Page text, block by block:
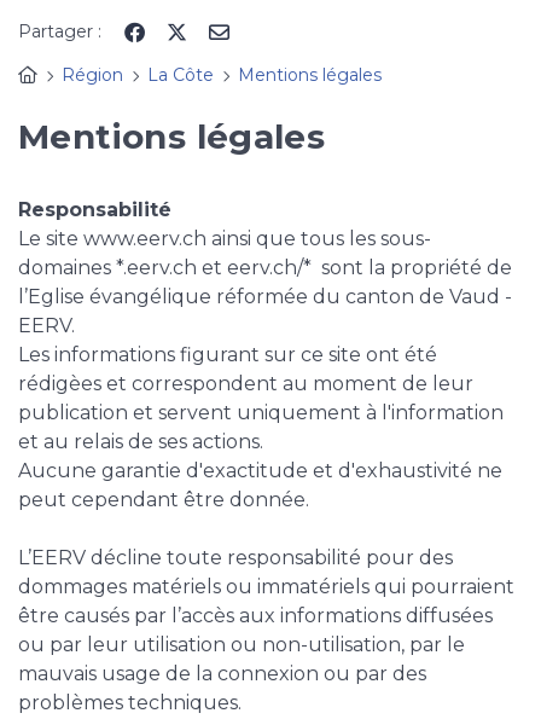
Partager :
Région
La Côte Mentions légales
Mentions légales
Responsabilité
Le site www.eerv.ch ainsi que tous les sous-
domaines *.eerv.ch et eerv.ch/* sont la propriété de
l’Eglise évangélique réformée du canton de Vaud -
EERV.
Les informations figurant sur ce site ont été
rédigèes et correspondent au moment de leur
publication et servent uniquement à l'information
et au relais de ses actions.
Aucune garantie d'exactitude et d'exhaustivité ne
peut cependant être donnée.
L’EERV décline toute responsabilité pour des
dommages matériels ou immatériels qui pourraient
être causés par l’accès aux informations diffusées
ou par leur utilisation ou non-utilisation, par le
mauvais usage de la connexion ou par des
problèmes techniques.